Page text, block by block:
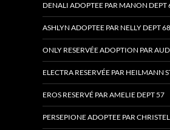
DENALI ADOPTEE PAR MANON DEPT
ASHLYN ADOPTEE PAR NELLY DEPT 68
ONLY RESERVÉE ADOPTION PAR
ELECTRA RESERVÉE PAR HEILMANN
EROS RESERVÉ PAR AMELIE DEPT 57
PERSEPIONE ADOPTEE PAR